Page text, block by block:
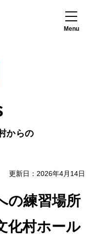
Menu
からの
更新日：2026年4月14日
の練習場所
化村ホール